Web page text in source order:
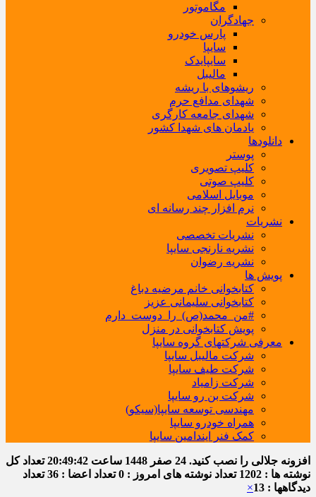
مگاموتور
جهادگران
پارس خودرو
سایپا
سایپایدک
مالیبل
ریشوهای با ریشه
شهدای مدافع حرم
شهدای جامعه کارگری
یادمان های شهدا کشور
دانلودها
پوستر
کلیپ تصویری
کلیپ صوتی
موبایل اسلامی
نرم افزار چند رسانه ای
نشریات
نشریات تخصصی
نشریه نارنجی سایپا
نشریه رضوان
پویش ها
کتابخوانی خانم مرضیه دباغ
کتابخوانی سلیمانی عزیز
#من_محمد(ص)_را_دوست_دارم
پویش کتابخوانی در منزل
معرفی شرکتهای گروه سایپا
شرکت مالیبل سایپا
شرکت طیف سایپا
شرکت زامیاد
شرکت بن رو سایپا
مهندسی توسعه سایپا(سیکو)
همراه خودرو سایپا
کمک فنر ایندامین سایپا
افزونه جلالی را نصب کنید. 24 صفر 1448 ساعت 20:49:42تعداد کل
نوشته ها : 1202
تعداد نوشته های امروز : 0 تعداد اعضا : 36
تعداد
دیدگاهها : 13
×